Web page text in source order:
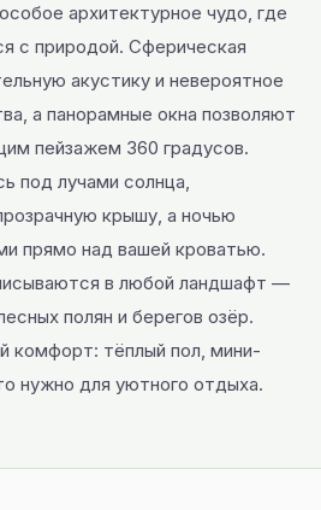
архитектурное чудо, где
с природой. Сферическая
акустику и невероятное
а панорамные окна позволяют
пейзажем 360 градусов.
под лучами солнца,
крышу, а ночью
прямо над вашей кроватью.
в любой ландшафт —
полян и берегов озёр.
комфорт: тёплый пол, мини-
нужно для уютного отдыха.